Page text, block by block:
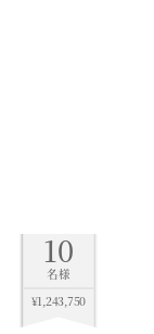
10
名様
¥1,243,750